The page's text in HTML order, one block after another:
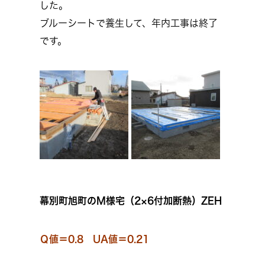
した。
ブルーシートで養生して、年内工事は終了
です。
幕別町旭町のM様宅（2×6付加断熱）ZEH
Ｑ値＝0.8 UA値＝0.21